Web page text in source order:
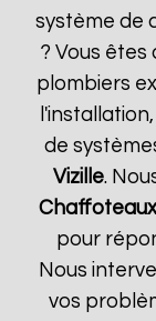
système de
? Vous
plombiers
de
Vizille.
pour
Nous
vos